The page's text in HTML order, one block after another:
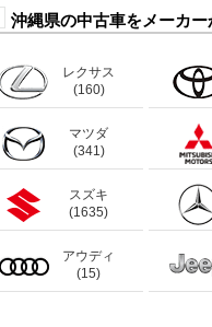
沖縄県の中古車をメーカー
レクサス
(160)
マツダ
(341)
スズキ
(1635)
アウディ
(15)